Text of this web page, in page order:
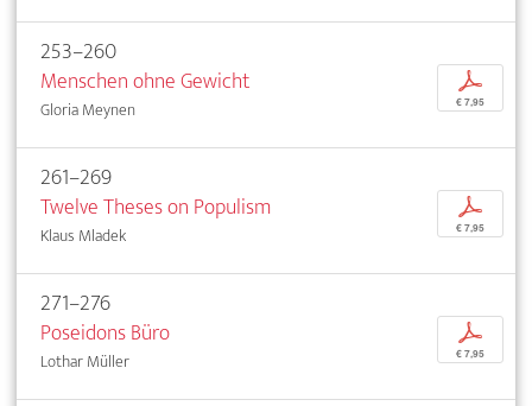
253–260
Menschen ohne Gewicht
Gloria Meynen
p
€ 7,95
261–269
Twelve Theses on Populism
Klaus Mladek
p
€ 7,95
271–276
Poseidons Büro
Lothar Müller
p
€ 7,95